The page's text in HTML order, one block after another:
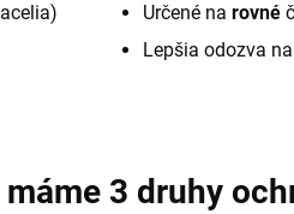
Určené na rovné
Lepšia odozva
máme 3 druhy